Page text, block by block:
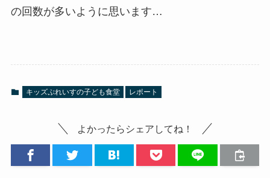
の回数が多いように思います…
キッズぷれいすの子ども食堂 レポート
よかったらシェアしてね！